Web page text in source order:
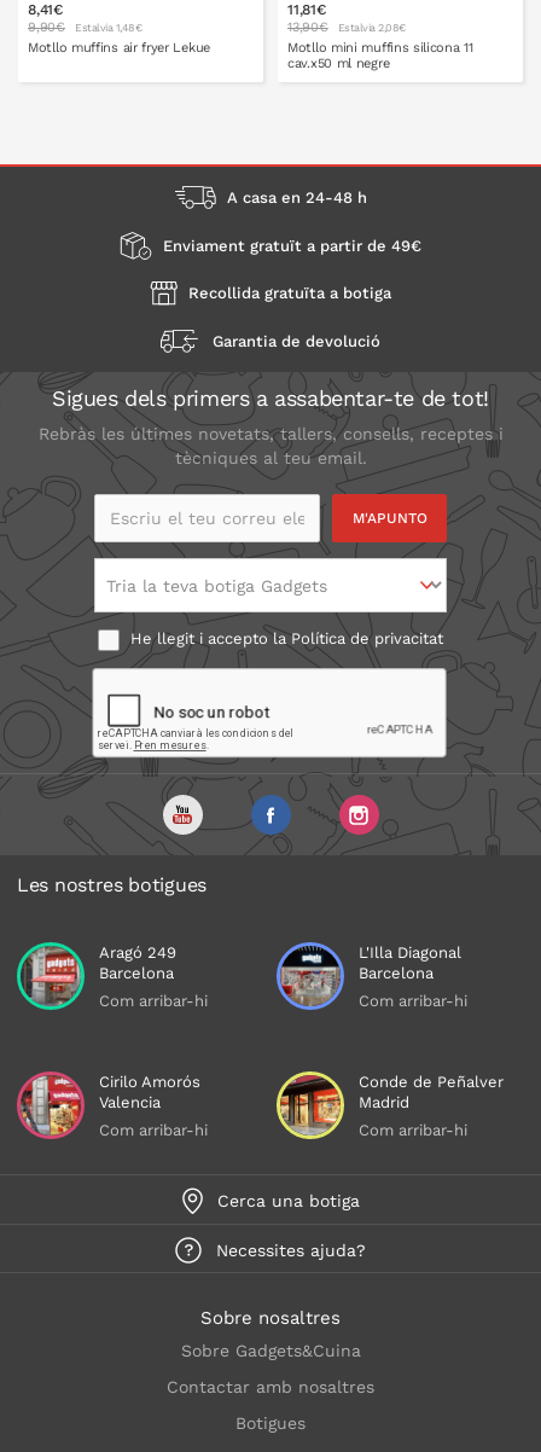
A LA CISTELLA A LA CISTELLA
8,41€
9,90€ Estalvia 1,48€
Motllo muffins air fryer Lekue
A LA CISTELLA
11,81€
13,90€ Estalvia 2,08€
Motllo mini muffins silicona 11
cav.x50 ml negre
A LA CISTELLA
A casa en 24-48 h
Enviament gratuït a partir de 49€
Recollida gratuïta a botiga
Garantia de devolució
Sigues dels primers a assabentar-te de tot!
Rebràs les últimes novetats, tallers, consells, receptes i
tècniques al teu email.
Escriu el teu correu
Tria la teva botiga Gadgets
He llegit i accepto laPolítica de privacitat
Les nostres botigues
Aragó 249
Barcelona
Com arribar-hi
L'Illa Diagonal
Barcelona
Com arribar-hi
Cirilo Amorós
Valencia
Com arribar-hi
Conde de Peñalver
Madrid
Com arribar-hi
Cerca una botiga
Necessites ajuda?
Sobre nosaltres
Sobre Gadgets&Cuina
Contactar amb nosaltres
Botigues